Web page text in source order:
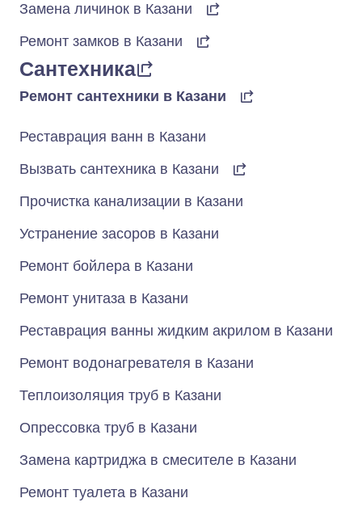
Замена личинок в Казани
Ремонт замков в Казани
Сантехника
Ремонт сантехники в Казани
Реставрация ванн в Казани
Вызвать сантехника в Казани
Прочистка канализации в Казани
Устранение засоров в Казани
Ремонт бойлера в Казани
Ремонт унитаза в Казани
Реставрация ванны жидким акрилом в Казани
Ремонт водонагревателя в Казани
Теплоизоляция труб в Казани
Опрессовка труб в Казани
Замена картриджа в смесителе в Казани
Ремонт туалета в Казани